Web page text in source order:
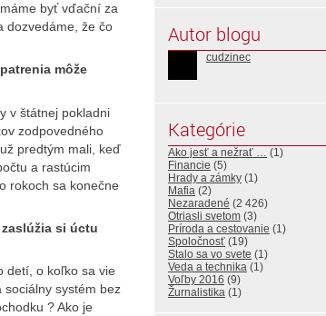
byť vďační za
dozvedáme, že čo
môže
v štátnej pokladni
zodpovedného
predtým mali, keď
a rastúcim
rokoch sa konečne
si úctu
detí, o koľko sa vie
systém bez
? Ako je
Autor blogu
cudzinec
Kategórie
Ako jesť a nežrať … (1)
Financie (5)
Hrady a zámky (1)
Mafia (2)
Nezaradené (2 426)
Otriasli svetom (3)
Príroda a cestovanie (1)
Spoločnosť (19)
Stalo sa vo svete (1)
Veda a technika (1)
Voľby 2016 (9)
Žurnalistika (1)